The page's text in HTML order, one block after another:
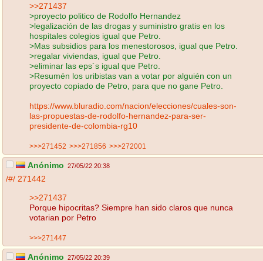
>>271437
>proyecto politico de Rodolfo Hernandez
>legalización de las drogas y suministro gratis en los
hospitales colegios igual que Petro.
>Mas subsidios para los menestorosos, igual que Petro.
>regalar viviendas, igual que Petro.
>eliminar las eps´s igual que Petro.
>Resumén los uribistas van a votar por alguién con un
proyecto copiado de Petro, para que no gane Petro.
https://www.bluradio.com/nacion/elecciones/cuales-son-
las-propuestas-de-rodolfo-hernandez-para-ser-
presidente-de-colombia-rg10
>>>271452 >>>271856 >>>272001
Anónimo 27/05/22 20:38
/#/ 271442
>>271437
Porque hipocritas? Siempre han sido claros que nunca
votarian por Petro
>>>271447
Anónimo 27/05/22 20:39